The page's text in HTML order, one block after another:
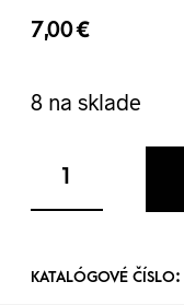
7,00€
8 na sklade
KATALÓGOVÉ ČÍSLO: